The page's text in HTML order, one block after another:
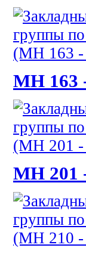
МН 163
МН 201